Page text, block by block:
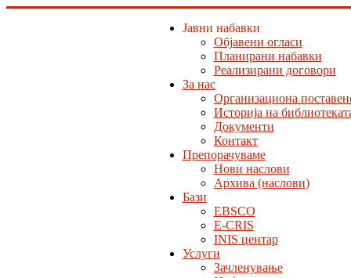
Јавни набавки
Објавени огласи
Планирани набавки
Реализирани договори
За нас
Организациона
Историја на
Документи
Контакт
Препорачуваме
Нови наслови
Архива (наслови)
Бази
EBSCO
E-CRIS
INIS центар
Услуги
Зачленување